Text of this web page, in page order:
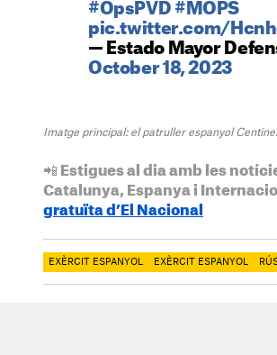
#OpsPVD #MOPS
pic.twitter.com/
— Estado Mayor
October 18, 2023
Imatge principal: el patruller espanyol
📲 Estigues al dia amb les
Catalunya, Espanya i
gratuïta d’El Nacional
EXÈRCIT ESPANYOL EXÈRCIT ESPANYOL